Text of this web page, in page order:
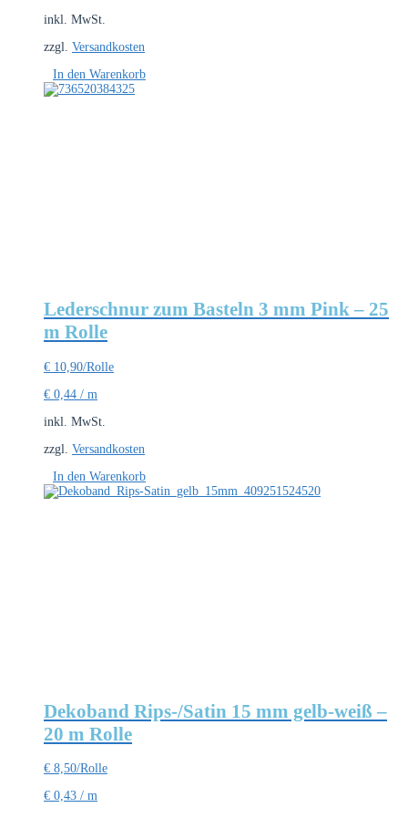
inkl. MwSt.
zzgl. Versandkosten
In den Warenkorb
Lederschnur zum Basteln 3 mm Pink – 25
m Rolle
€ 10,90/Rolle
€ 0,44 / m
inkl. MwSt.
zzgl. Versandkosten
In den Warenkorb
Dekoband Rips-/Satin 15 mm gelb-weiß –
20 m Rolle
€ 8,50/Rolle
€ 0,43 / m